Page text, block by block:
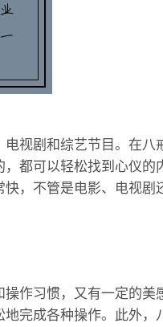
视剧和综艺节目。在八
都可以轻松找到心仪的
，不管是电影、电视剧
作习惯，又有一定的美
完成各种操作。此外，